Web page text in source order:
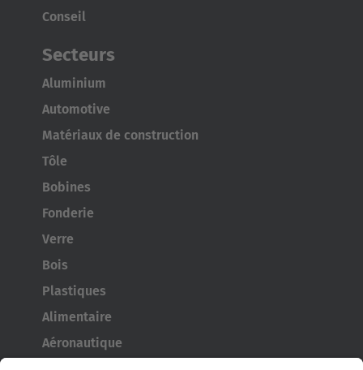
Conseil
Secteurs
Aluminium
Automotive
Matériaux de construction
Tôle
Bobines
Fonderie
Verre
Bois
Plastiques
Alimentaire
Aéronautique